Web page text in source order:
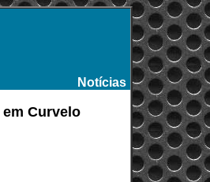
Notícias
Curvelo